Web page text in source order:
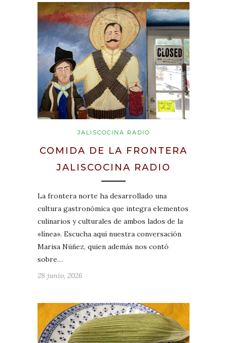
JALISCOCINA RADIO
COMIDA DE LA FRONTERA
JALISCOCINA RADIO
La frontera norte ha desarrollado una
cultura gastronómica que integra elementos
culinarios y culturales de ambos lados de la
«línea». Escucha aquí nuestra conversación
Marisa Núñez, quien además nos contó
sobre…
28 junio, 2026